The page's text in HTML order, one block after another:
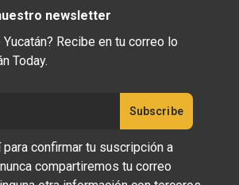
newsletter
Recibe en tu correo lo
Today.
para confirmar tu suscripción a
compartiremos tu correo